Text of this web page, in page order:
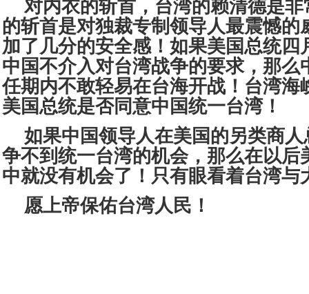
对内衣的斩首，台湾的赖清德是
的斩首是对独裁专制领导人最震憾的
加了几分的安全感！如果美国总统四
中国不介入对台湾战争的要求，那么
任期内不敢轻易在台海开战！台湾海
美国总统是否同意中国统一台湾！
如果中国领导人在美国的另类商
争不到统一台湾的机会，那么在以后
中就没有机会了！只有眼看着台湾与
愿上帝保佑台湾人民！